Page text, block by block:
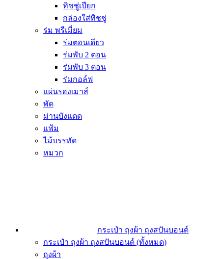
ทิชชู่เปียก
กล่องใส่ทิชชู่
ร่ม พรีเมี่ยม
ร่มตอนเดียว
ร่มพับ 2 ตอน
ร่มพับ 3 ตอน
ร่มกอล์ฟ
แผ่นรองเมาส์
พัด
ม่านบังแดด
แฟ้ม
ไม้บรรทัด
หมวก
กระเป๋า ถุงผ้า ถุงสปันบอนด์
กระเป๋า ถุงผ้า ถุงสปันบอนด์ (ทั้งหมด)
ถุงผ้า